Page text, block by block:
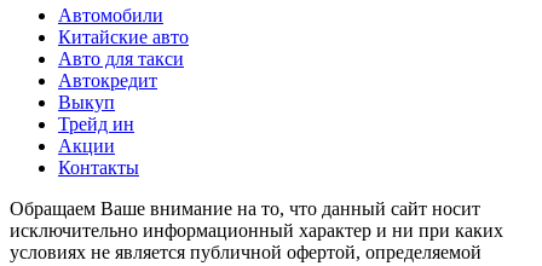
Автомобили
Китайские авто
Авто для такси
Автокредит
Выкуп
Трейд ин
Акции
Контакты
Обращаем Ваше внимание на то, что данный сайт носит
исключительно информационный характер и ни при каких
условиях не является публичной офертой, определяемой